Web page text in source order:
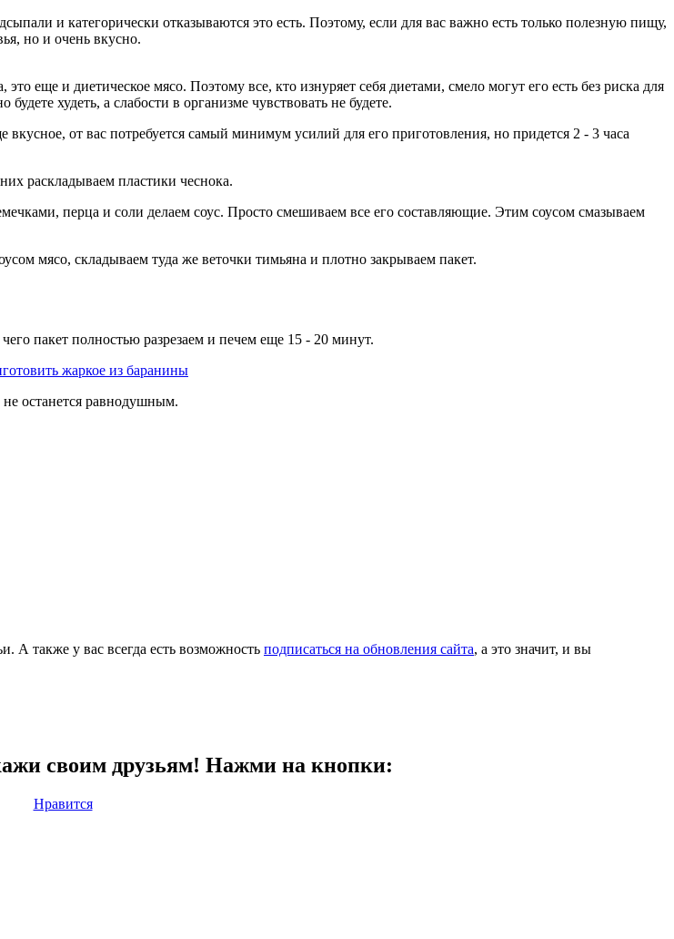
и категорически отказываются это есть. Поэтому, если для вас важно есть только полезную пищу,
но и очень вкусно.
еще и диетическое мясо. Поэтому все, кто изнуряет себя диетами, смело могут его есть без риска для
худеть, а слабости в организме чувствовать не будете.
от вас потребуется самый минимум усилий для его приготовления, но придется 2 - 3 часа
раскладываем пластики чеснока.
перца и соли делаем соус. Просто смешиваем все его составляющие. Этим соусом смазываем
мясо, складываем туда же веточки тимьяна и плотно закрываем пакет.
пакет полностью разрезаем и печем еще 15 - 20 минут.
останется равнодушным.
А также у вас всегда есть возможность подписаться на обновления сайта, а это значит, и вы
своим друзьям! Нажми на кнопки:
Нравится